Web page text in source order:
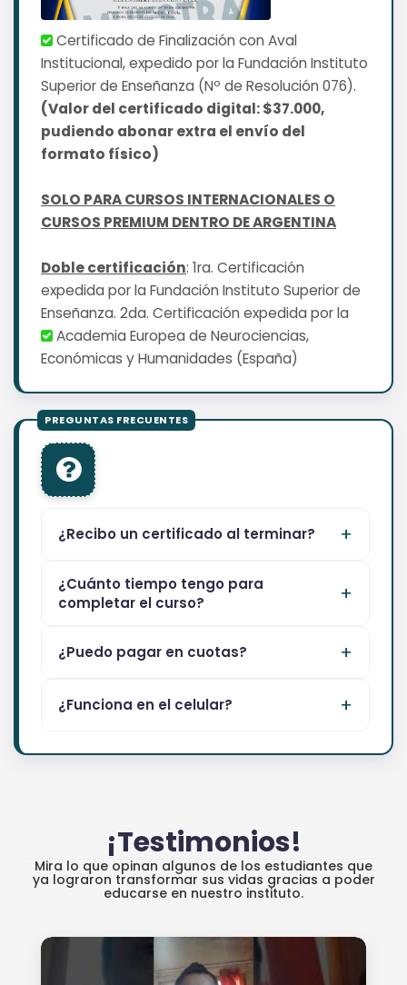
Certificado de Finalización con Aval
Institucional, expedido por la Fundación Instituto
Superior de Enseñanza (Nº de Resolución 076).
(Valor del certificado digital: $37.000,
pudiendo abonar extra el envío del
formato físico)
SOLO PARA CURSOS INTERNACIONALES O
CURSOS PREMIUM DENTRO DE ARGENTINA
Doble certificación: 1ra. Certificación
expedida por la Fundación Instituto Superior de
Enseñanza. 2da. Certificación expedida por la
Academia Europea de Neurociencias,
Económicas y Humanidades (España)
¿Recibo un certificado al terminar?
¿Cuánto tiempo tengo para
completar el curso?
¿Puedo pagar en cuotas?
¿Funciona en el celular?
¡Testimonios!
Mira lo que opinan algunos de los estudiantes que
ya lograron transformar sus vidas gracias a poder
educarse en nuestro instituto.